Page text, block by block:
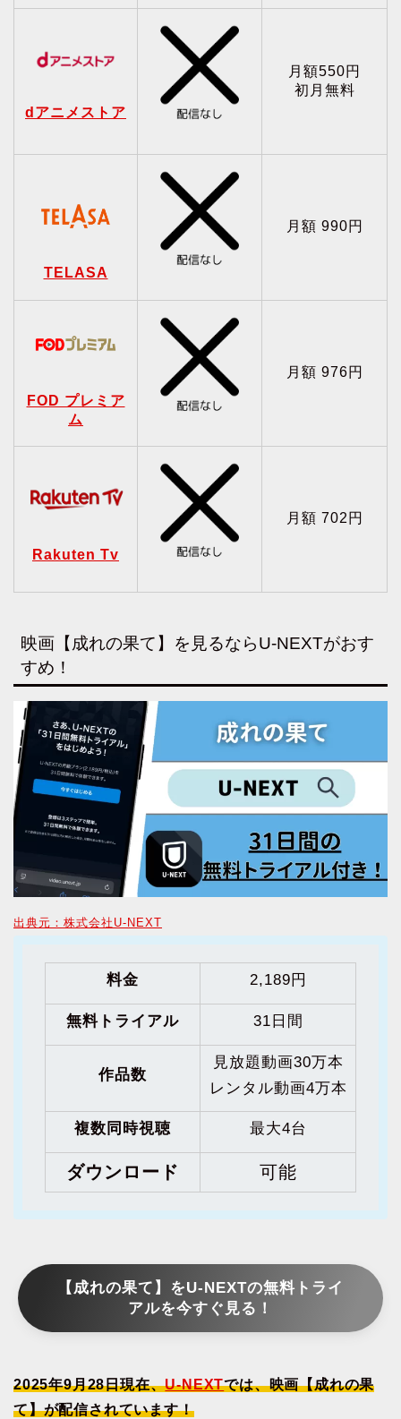
dアニメストア
月額550円
初月無料
TELASA
月額 990円
FOD プレミア
ム
月額 976円
Rakuten Tv
月額 702円
映画【成れの果て】を見るならU-NEXTがおす
すめ！
出典元：株式会社U-NEXT
料金 2,189円
無料トライアル 31日間
作品数
見放題動画30万本
レンタル動画4万本
複数同時視聴 最大4台
ダウンロード 可能
【成れの果て】をU-NEXTの無料トライ
アルを今すぐ見る！
2025年9月28日現在、U-NEXTでは、映画【成れの果
て】が配信されています！